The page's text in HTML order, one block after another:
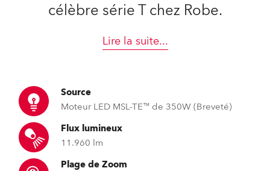
célèbre série T chez Robe.
Lire la suite...
Source
Moteur LED MSL-TE™ de 350W (Breveté)
Flux lumineux
11.960 lm
Plage de Zoom